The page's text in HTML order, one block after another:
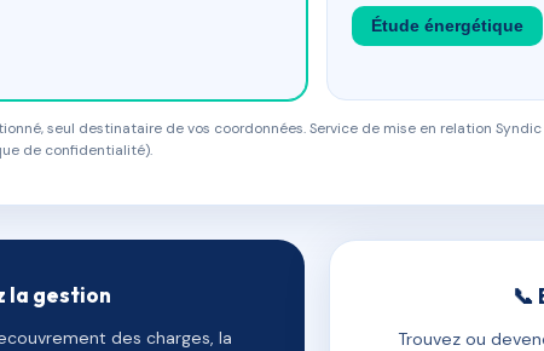
Étude énergétique
seul destinataire de vos coordonnées. Service de mise en relation
de confidentialité).
la gestion
des charges, la
📞
Trouvez ou